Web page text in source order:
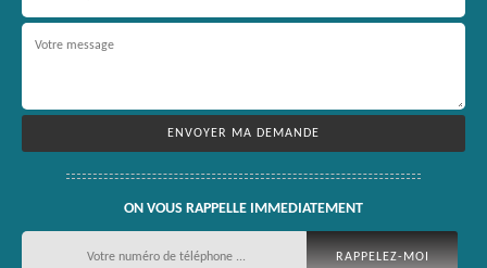
ON VOUS RAPPELLE IMMEDIATEMENT